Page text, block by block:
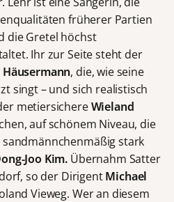
früherer Partien
die Gretel höchst
Ihr zur Seite steht der
, die, wie seine
singt – und sich realistisch
metiersichereWieland
auf schönem Niveau, die
stark
Joo Kim. Übernahm Satter
so der DirigentMichael
Vieweg. Wer an diesem